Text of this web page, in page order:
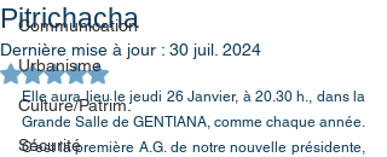
Communication
Urbanisme
Culture/Patrim.
Sécurité
Pitrichacha
Dernière mise à jour : 30 juil. 2024
Noté NaN étoiles sur 5.
Elle aura lieu le jeudi 26 Janvier, à 20.30 h., dans la
Grande Salle de GENTIANA, comme chaque année.
C'est la première A.G. de notre nouvelle présidente,